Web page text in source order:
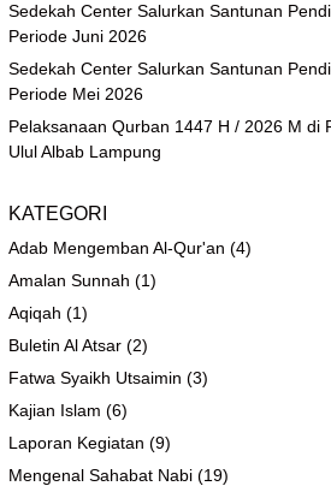
Sedekah Center Salurkan Santunan
Periode Juni 2026
Sedekah Center Salurkan Santunan
Periode Mei 2026
Pelaksanaan Qurban 1447 H / 2026 M di
Ulul Albab Lampung
KATEGORI
Adab Mengemban Al-Qur'an (4)
Amalan Sunnah (1)
Aqiqah (1)
Buletin Al Atsar (2)
Fatwa Syaikh Utsaimin (3)
Kajian Islam (6)
Laporan Kegiatan (9)
Mengenal Sahabat Nabi (19)